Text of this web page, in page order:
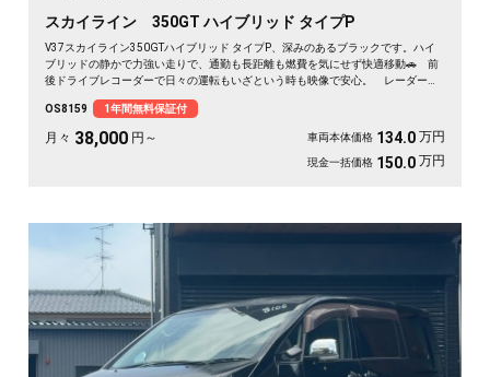
スカイライン 350GT ハイブリッド タイプP
V37スカイライン350GTハイブリッド タイプP、深みのあるブラックです。ハイ
ブリッドの静かで力強い走りで、通勤も長距離も燃費を気にせず快適移動🚗 前
後ドライブレコーダーで日々の運転もいざという時も映像で安心。 レーダーク
と停められます。 仕事帰りにふらっと遠出したくなる、そんな相棒です✨ 高
級セダンがお値打ち、《1年保証付》で気持ちよく乗り出せます💫👍
OS8159 1年間無料保証付
月々 38,000 円～ 車両本体価格 134.0 万円
現金一括価格 150.0 万円